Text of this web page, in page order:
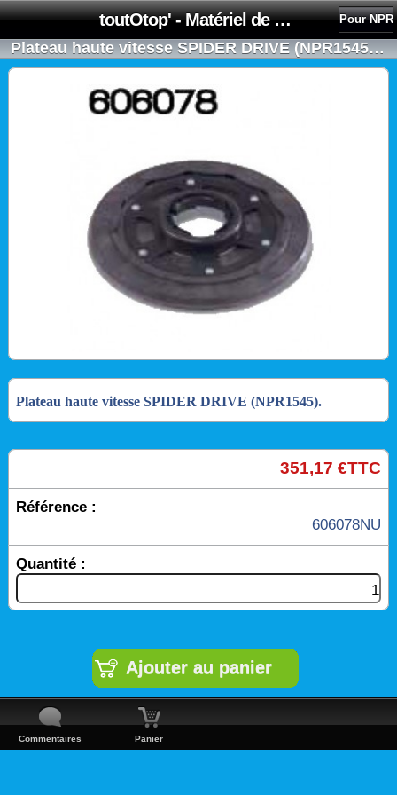
toutOtop' - Matériel de nettoyage, produit d'entretien, lubrifiant pour professionnel et particulier Pour NPR
Plateau haute vitesse SPIDER DRIVE (NPR1545) - NUMATIC
Plateau haute vitesse SPIDER DRIVE (NPR1545).
351,17 €TTC
Référence :
606078NU
Quantité :
Commentaires Panier